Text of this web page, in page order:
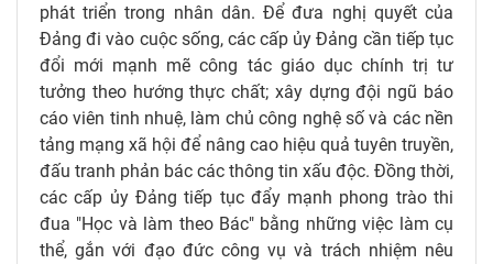
phát triển trong nhân dân. Để đưa nghị quyết của
Đảng đi vào cuộc sống, các cấp ủy Đảng cần tiếp tục
đổi mới mạnh mẽ công tác giáo dục chính trị tư
tưởng theo hướng thực chất; xây dựng đội ngũ báo
cáo viên tinh nhuệ, làm chủ công nghệ số và các nền
tảng mạng xã hội để nâng cao hiệu quả tuyên truyền,
đấu tranh phản bác các thông tin xấu độc. Đồng thời,
các cấp ủy Đảng tiếp tục đẩy mạnh phong trào thi
đua "Học và làm theo Bác" bằng những việc làm cụ
thể, gắn với đạo đức công vụ và trách nhiệm nêu